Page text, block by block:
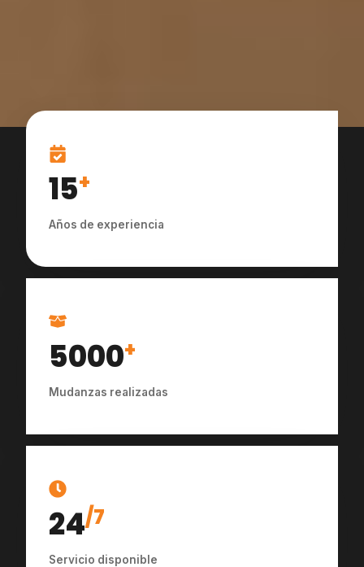
15+
Años de experiencia
5000+
Mudanzas realizadas
24/7
Servicio disponible